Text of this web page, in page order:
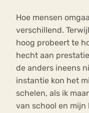
Hoe mensen
verschillend.
hoog probeert te
hecht aan
de anders ineens
instantie kon het
schelen, als ik
van school en